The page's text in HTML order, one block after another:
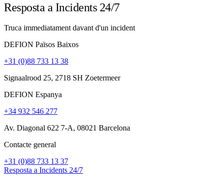
Resposta a Incidents 24/7
Truca immediatament davant d'un incident
DEFION Països Baixos
+31 (0)88 733 13 38
Signaalrood 25, 2718 SH Zoetermeer
DEFION Espanya
+34 932 546 277
Av. Diagonal 622 7-A, 08021 Barcelona
Contacte general
+31 (0)88 733 13 37
Resposta a Incidents 24/7